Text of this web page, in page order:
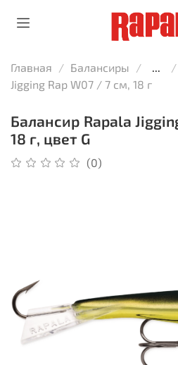
Главная Балансиры
...
Jigging Rap W07 / 7 см, 18 г
Балансир Rapala
18 г, цвет G
(0)